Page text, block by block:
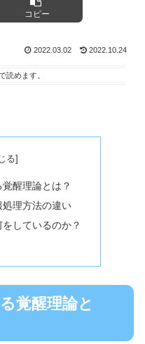
コピー
2022.03.02 2022.10.24
読めます。
醒理論とは？
理方法の違い
しているのか？
覚醒理論と